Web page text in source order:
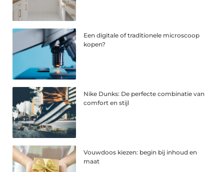
Een digitale of traditionele microscoop
kopen?
Nike Dunks: De perfecte combinatie van
comfort en stijl
Vouwdoos kiezen: begin bij inhoud en
maat